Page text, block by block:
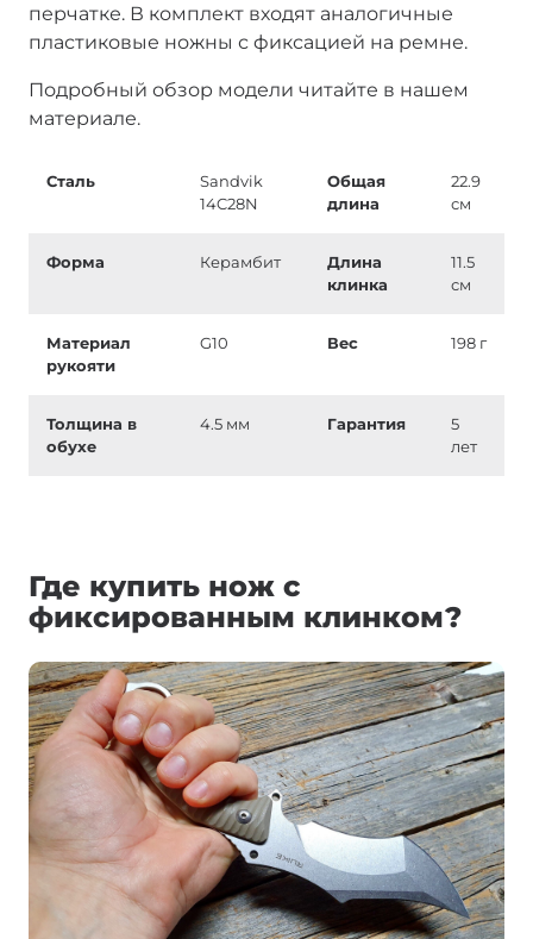
перчатке. В комплект входят аналогичные
пластиковые ножны с фиксацией на ремне.
Подробный обзор модели читайте в нашем
материале.
Сталь
Sandvik
14C28N
Общая
длина
22.9
см
Форма Керамбит
Длина
клинка
11.5
см
Материал
рукояти
G10 Вес 198 г
Толщина в
обухе
4.5 мм Гарантия
5
лет
Где купить нож с
фиксированным клинком?